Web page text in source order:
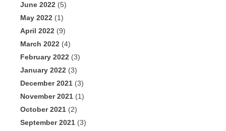
June 2022 (5)
May 2022 (1)
April 2022 (9)
March 2022 (4)
February 2022 (3)
January 2022 (3)
December 2021 (3)
November 2021 (1)
October 2021 (2)
September 2021 (3)